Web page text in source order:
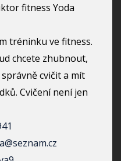
fitness Yoda
tréninku ve fitness.
chcete zhubnout,
cvičit a mít
Cvičení není jen